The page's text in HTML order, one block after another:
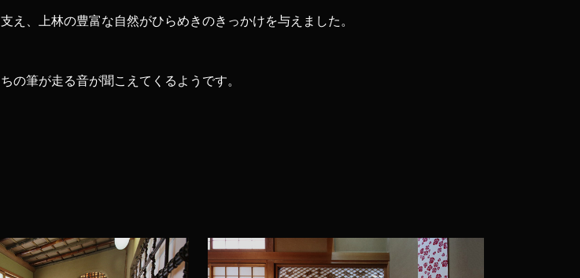
え、上林の豊富な自然がひらめきのきっかけを与えました。
の筆が走る音が聞こえてくるようです。